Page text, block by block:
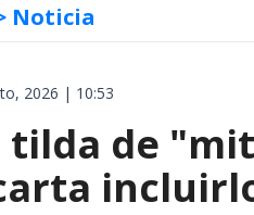
Noticia
2026 | 10:53
de